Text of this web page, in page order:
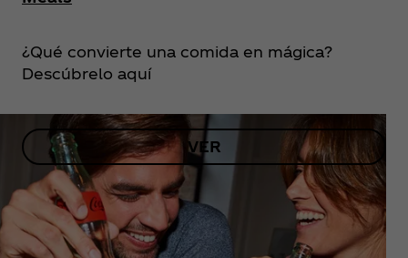
¿Qué convierte una comida en mágica?
Descúbrelo aquí
VER